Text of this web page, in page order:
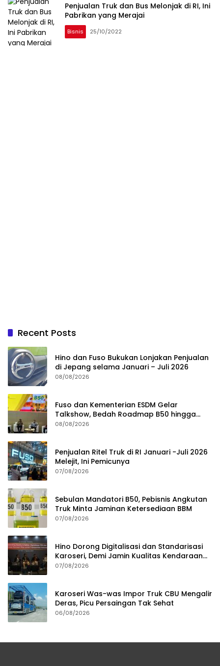
Penjualan Truk dan Bus Melonjak di RI, Ini
Pabrikan yang Merajai
Bisnis 25/10/2022
Recent Posts
Hino dan Fuso Bukukan Lonjakan Penjualan
di Jepang selama Januari – Juli 2026
08/08/2026
Fuso dan Kementerian ESDM Gelar
Talkshow, Bedah Roadmap B50 hingga
Dampaknya
08/08/2026
Penjualan Ritel Truk di RI Januari -Juli 2026
Melejit, Ini Pemicunya
07/08/2026
Sebulan Mandatori B50, Pebisnis Angkutan
Truk Minta Jaminan Ketersediaan BBM
07/08/2026
Hino Dorong Digitalisasi dan Standarisasi
Karoseri, Demi Jamin Kualitas Kendaraan
Pelanggan
07/08/2026
Karoseri Was-was Impor Truk CBU Mengalir
Deras, Picu Persaingan Tak Sehat
06/08/2026